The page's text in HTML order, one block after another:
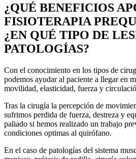
¿QUÉ BENEFICIOS
FISIOTERAPIA
¿EN QUÉ TIPO DE
PATOLOGÍAS?
Con el conocimiento en los tipos de
podemos ayudar al paciente a llegar en
movilidad, elasticidad, fuerza y
Tras la cirugía la percepción de
sufrimos perdida de fuerza, destreza y
paliado si hemos realizado un trabajo
condiciones optimas al quirófano.
En el caso de patologías del sistema